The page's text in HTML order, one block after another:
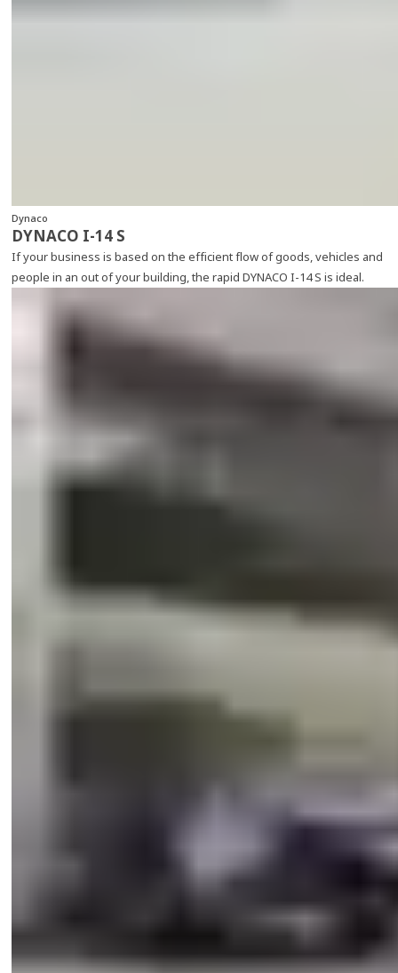
Dynaco
DYNACO I-14 S
If your business is based on the efficient flow of goods, vehicles and
people in an out of your building, the rapid DYNACO I-14 S is ideal.